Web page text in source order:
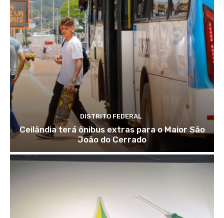
DISTRITO FEDERAL
Ceilândia terá ônibus extras para o Maior São
João do Cerrado